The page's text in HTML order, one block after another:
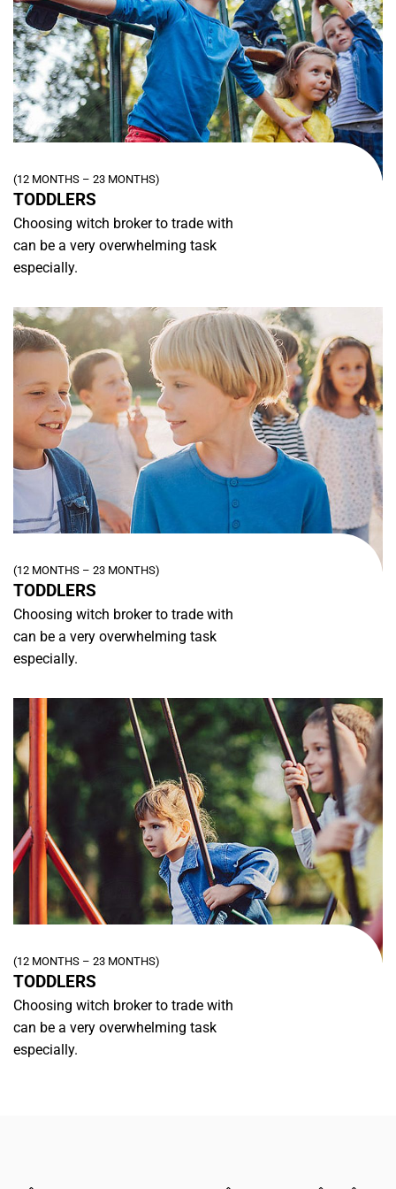
(12 MONTHS – 23 MONTHS)
TODDLERS
Choosing witch broker to trade with
can be a very overwhelming task
especially.
(12 MONTHS – 23 MONTHS)
TODDLERS
Choosing witch broker to trade with
can be a very overwhelming task
especially.
(12 MONTHS – 23 MONTHS)
TODDLERS
Choosing witch broker to trade with
can be a very overwhelming task
especially.